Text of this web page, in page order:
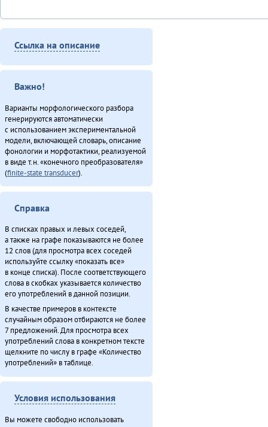
Ссылка на описание
Важно!
Варианты морфологического разбора
генерируются автоматически
с использованием экспериментальной
модели, включающей словарь, описание
фонологии и морфотактики, реализуемой
в виде т.н. «конечного преобразователя»
(finite-state transducer).
Справка
В списках правых и левых соседей,
а также на графе показываются не более
12 слов (для просмотра всех соседей
используйте ссылку «показать все»
в конце списка). После соответствующего
слова в скобках указывается количество
его употреблений в данной позиции.
В качестве примеров в контексте
случайным образом отбираются не более
7 предложений. Для просмотра всех
употреблений слова в конкретном тексте
щелкните по числу в графе «Количество
употреблений» в таблице.
Условия использования
Вы можете свободно использовать